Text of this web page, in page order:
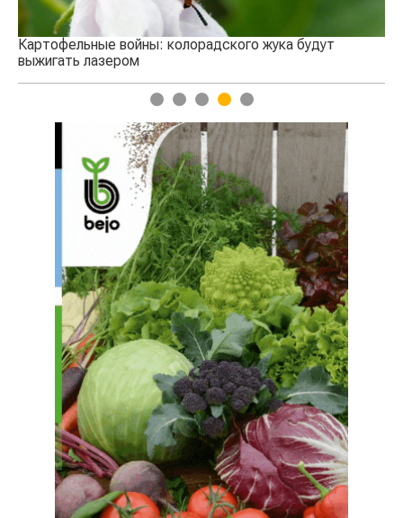
Картофельные войны: колорадского жука будут
выжигать лазером
1 2 3 4 5